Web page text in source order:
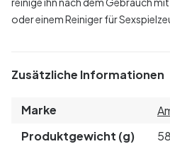
oder einem Reiniger für
Zusätzliche Informationen
Marke
Produktgewicht (g)
58